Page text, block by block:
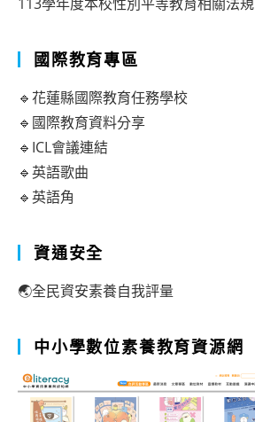
113學年度本校性別平等教育相關法規
國際教育專區
🔹花蓮縣國際教育任務學校
🔹國際教育資料分享
🔹ICL會議連結
🔹英語歌曲
🔹英語角
資通安全
🌏全民資安素養自我評量
中小學數位素養教育資源網